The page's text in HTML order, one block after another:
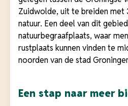
Zuidwolde, uit te breiden met
natuur. Een deel van dit
natuurbegraafplaats, waar
rustplaats kunnen vinden te
noorden van de stad
Een stap naar meer